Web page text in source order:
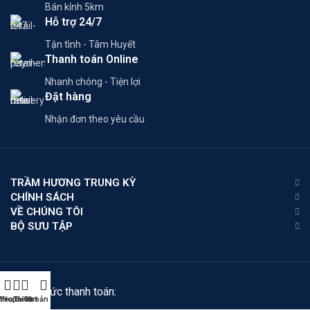
Bán kính 5km
Hỗ trợ 24/7
Tận tình - Tâm Huyết
Thanh toán Online
Nhanh chóng - Tiện lợi
Đặt hàng
Nhận đơn theo yêu cầu
TRẦM HƯƠNG TRUNG KỲ
CHÍNH SÁCH
VỀ CHÚNG TÔI
BỘ SƯU TẬP
Phương thức thanh toán:
Yêu thích
Cart
Tài khoản của tôi